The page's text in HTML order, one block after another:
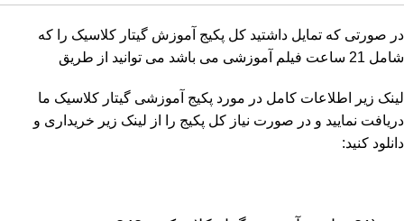
در صورتی که تمایل داشتید کل پکیج آموزش گیتار کلاسیک را که
شامل 21 ساعت فیلم آموزشی می باشد می توانید از طریق
لینک زیر اطلاعات کامل در مورد پکیج آموزشی گیتار کلاسیک ما
دریافت نمایید و در صورت نیاز کل پکیج را از لینک زیر خریداری و
دانلود کنید: